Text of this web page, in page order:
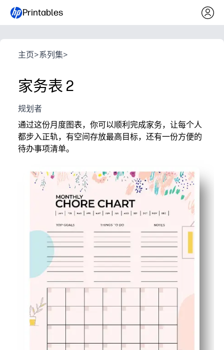
Printables
主页>系列集>
家务表 2
规划者
通过这份月度图表，你可以顺利完成家务，让每个人
都步入正轨，有空间存放最高目标，还有一份方便的
待办事项清单。
打印即用-无需准备，只需添加姓名、琐事和截止日期
每月快照可以使预期保持清晰明了，因此您可以减少提
“首要目标” 部分可帮助您确定孩子的优先顺序并树立责
内置待办事项清单可捕获额外内容，因此您可以一目了